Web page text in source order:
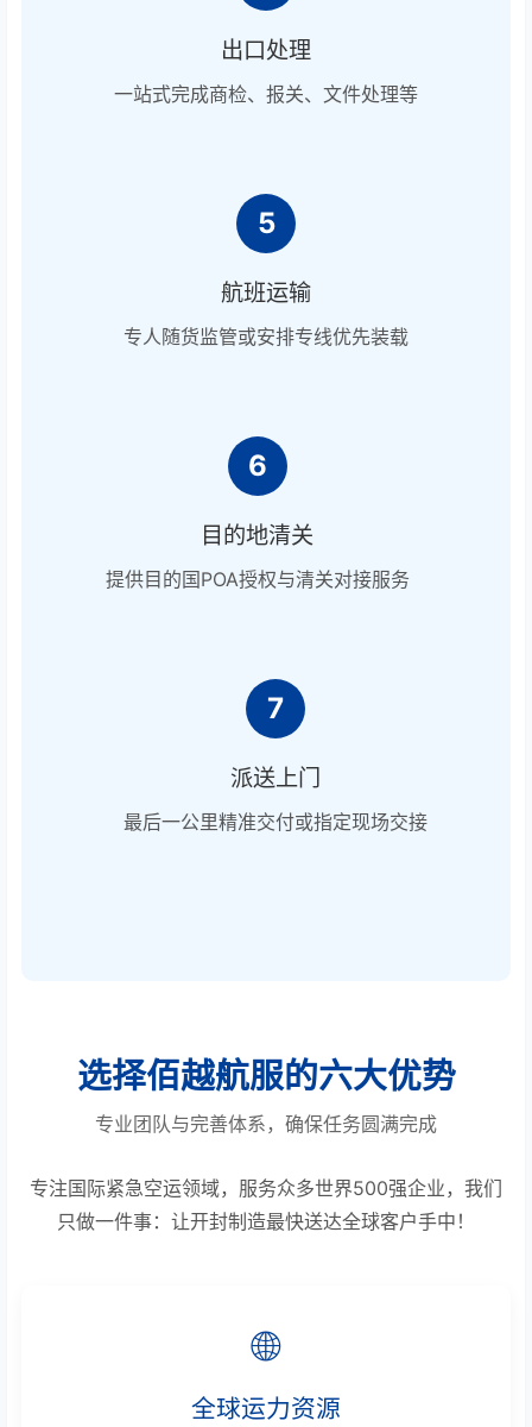
出口处理
一站式完成商检、报关、文件处理等
5
航班运输
专人随货监管或安排专线优先装载
6
目的地清关
提供目的国POA授权与清关对接服务
7
派送上门
最后一公里精准交付或指定现场交接
选择佰越航服的六大优势
专业团队与完善体系，确保任务圆满完成
专注国际紧急空运领域，服务众多世界500强企业，我们
只做一件事：让开封制造最快送达全球客户手中！
🌐
全球运力资源